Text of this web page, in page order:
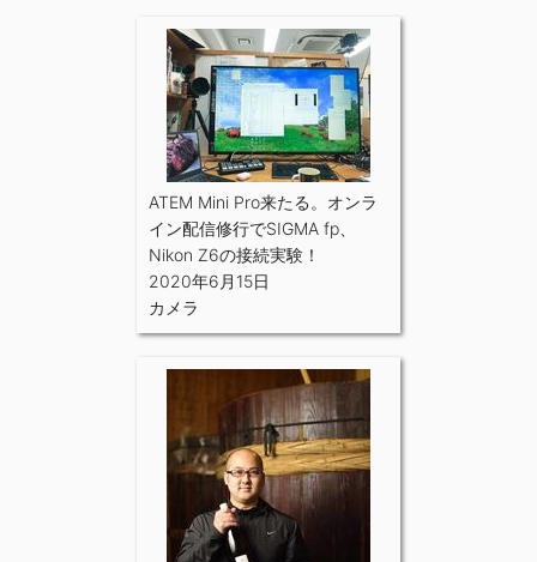
ATEM Mini Pro来たる。オンラ
イン配信修行でSIGMA fp、
Nikon Z6の接続実験！
2020年6月15日
カメラ